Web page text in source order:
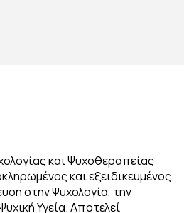
και Ψυχοθεραπείας
και εξειδικευμένος
στην Ψυχολογία, την
Υγεία. Αποτελεί